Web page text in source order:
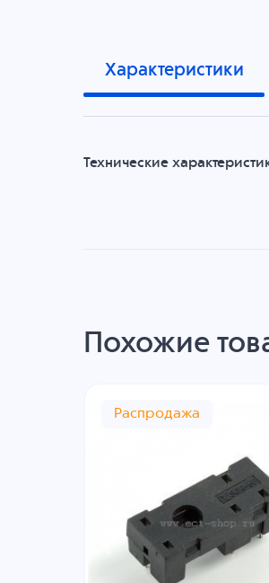
Характеристики
Технические
Похожие
Распродажа